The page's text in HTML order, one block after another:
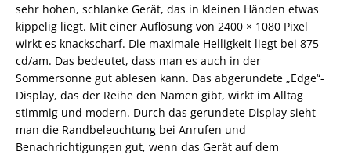
sehr hohen, schlanke Gerät, das in kleinen Händen etwas
kippelig liegt. Mit einer Auflösung von 2400 × 1080 Pixel
wirkt es knackscharf. Die maximale Helligkeit liegt bei 875
cd/am. Das bedeutet, dass man es auch in der
Sommersonne gut ablesen kann. Das abgerundete „Edge“-
Display, das der Reihe den Namen gibt, wirkt im Alltag
stimmig und modern. Durch das gerundete Display sieht
man die Randbeleuchtung bei Anrufen und
Benachrichtigungen gut, wenn das Gerät auf dem